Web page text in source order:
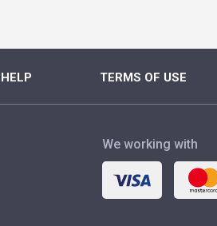
HELP TERMS OF USE
We working with